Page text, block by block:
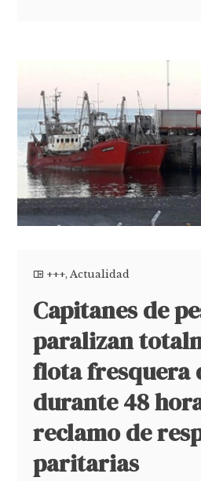
+++,Actualidad
Capitanes de
paralizan
flota fresquera
durante 48
reclamo de
paritarias